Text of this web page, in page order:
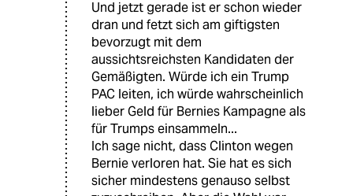
Und jetzt gerade ist er schon wieder
dran und fetzt sich am giftigsten
bevorzugt mit dem
aussichtsreichsten Kandidaten der
Gemäßigten. Würde ich ein Trump
PAC leiten, ich würde wahrscheinlich
lieber Geld für Bernies Kampagne als
für Trumps einsammeln...
Ich sage nicht, dass Clinton wegen
Bernie verloren hat. Sie hat es sich
sicher mindestens genauso selbst